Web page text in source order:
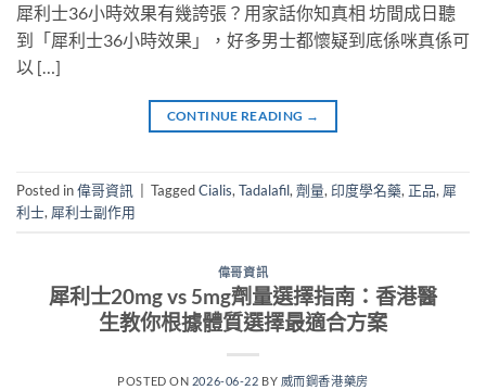
犀利士36小時效果有幾誇張？用家話你知真相 坊間成日聽
到「犀利士36小時效果」，好多男士都懷疑到底係咪真係可
以 […]
CONTINUE READING →
Posted in偉哥資訊 TaggedCialis, Tadalafil, 劑量, 印度學名藥, 正品, 犀
利士, 犀利士副作用
偉哥資訊
犀利士20mg vs 5mg劑量選擇指南：香港醫
生教你根據體質選擇最適合方案
POSTED ON 2026-06-22 BY 威而鋼香港藥房